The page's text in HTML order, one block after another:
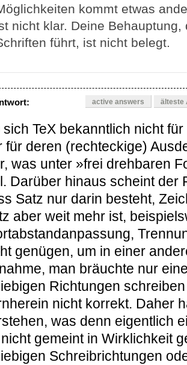
kommt etwas
nicht klar. Deine
führt, ist nicht belegt.
active answers älteste
sich TeX bekanntlich nicht
für deren (rechteckige)
was unter »frei drehbaren
Darüber hinaus scheint der
Satz nur darin besteht,
aber weit mehr ist,
genügen, um in einer
man bräuchte nur
Richtungen
nicht korrekt. Daher
was denn eigentlich
gemeint in Wirklichkeit
Schreibrichtungen